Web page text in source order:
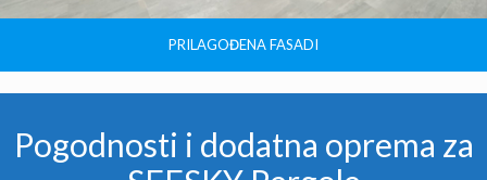
PRILAGOĐENA FASADI
Pogodnosti i dodatna oprema za